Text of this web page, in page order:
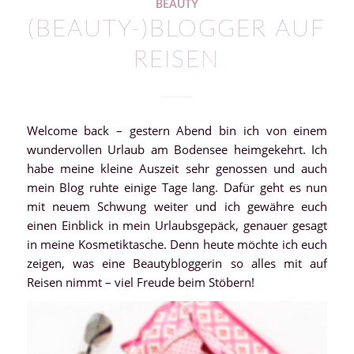
BEAUTY
(BEAUTY-)BLOGGER AUF
REISEN
Welcome back – gestern Abend bin ich von einem
wundervollen Urlaub am Bodensee heimgekehrt. Ich
habe meine kleine Auszeit sehr genossen und auch
mein Blog ruhte einige Tage lang. Dafür geht es nun
mit neuem Schwung weiter und ich gewähre euch
einen Einblick in mein Urlaubsgepäck, genauer gesagt
in meine Kosmetiktasche. Denn heute möchte ich euch
zeigen, was eine Beautybloggerin so alles mit auf
Reisen nimmt – viel Freude beim Stöbern!